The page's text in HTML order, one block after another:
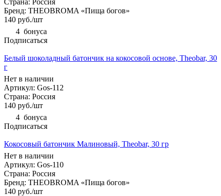
Бренд: THEOBROMA «Пища богов»
140 руб./шт
4 бонуса
Подписаться
Белый шоколадный батончик на кокосовой основе, Theobar, 30
г
Нет в наличии
Артикул: Gos-112
Страна: Россия
140 руб./шт
4 бонуса
Подписаться
Кокосовый батончик Малиновый, Theobar, 30 гр
Нет в наличии
Артикул: Gos-110
Страна: Россия
Бренд: THEOBROMA «Пища богов»
140 руб./шт